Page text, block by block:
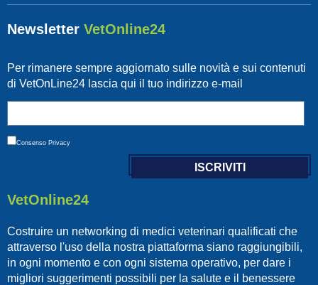
Newsletter VetOnline24
Per rimanere sempre aggiornato sulle novità e sui contenuti
di VetOnLine24 lascia qui il tuo indirizzo e-mail
Consenso Privacy
VetOnline24
Costruire un networking di medici veterinari qualificati che
attraverso l'uso della nostra piattaforma siano raggiungibili,
in ogni momento e con ogni sistema operativo, per dare i
migliori suggerimenti possibili per la salute e il benessere